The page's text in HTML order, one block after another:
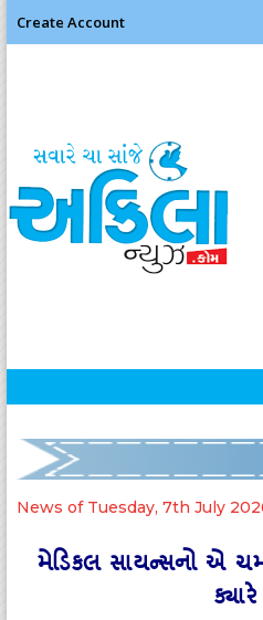
Create Account
News of Tuesday, 7th July
મેડિકલ સાયન્સનો એ